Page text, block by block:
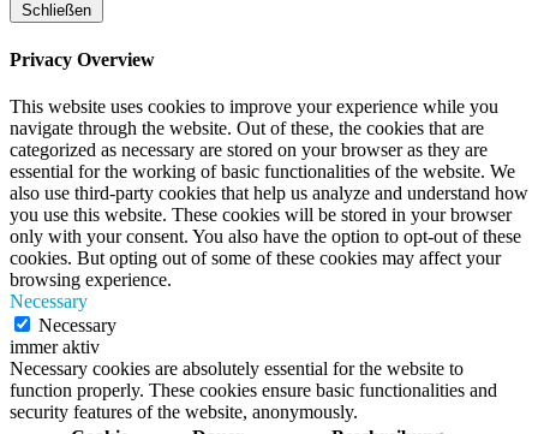
Schließen
Privacy Overview
This website uses cookies to improve your experience while you
navigate through the website. Out of these, the cookies that are
categorized as necessary are stored on your browser as they are
essential for the working of basic functionalities of the website. We
also use third-party cookies that help us analyze and understand how
you use this website. These cookies will be stored in your browser
only with your consent. You also have the option to opt-out of these
cookies. But opting out of some of these cookies may affect your
browsing experience.
Necessary
Necessary
immer aktiv
Necessary cookies are absolutely essential for the website to
function properly. These cookies ensure basic functionalities and
security features of the website, anonymously.